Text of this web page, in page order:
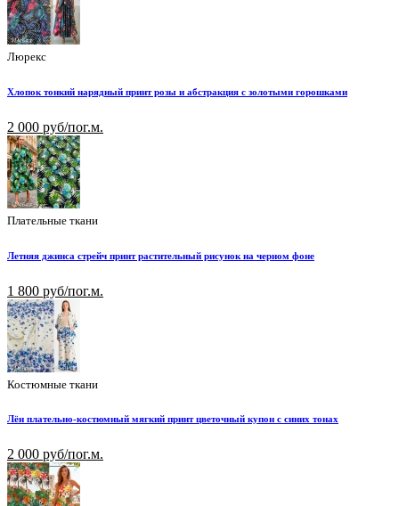
Люрекс
Хлопок тонкий нарядный принт розы и абстракция с золотыми горошками
2 000 руб/пог.м.
Плательные ткани
Летняя джинса стрейч принт растительный рисунок на черном фоне
1 800 руб/пог.м.
Костюмные ткани
Лён плательно-костюмный мягкий принт цветочный купон с синих тонах
2 000 руб/пог.м.